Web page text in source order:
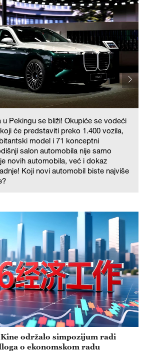
Pekingu se bliži! Okupiće se vodeći
će predstaviti preko 1.400 vozila,
model i 71 konceptni
salon automobila nije samo
novih automobila, već i dokaz
Koji novi automobil biste najviše
održalo simpozijum radi
o ekonomskom radu